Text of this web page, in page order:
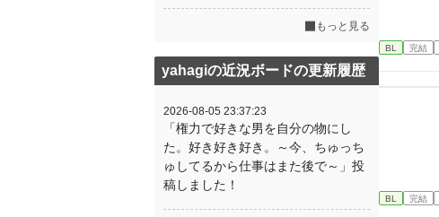
BL 完結
BL 完結
もっと見る
yahagiの近況ボードの更新履歴
2026-08-05 23:37:23
「権力で好きな男を自分の物にし
た。好き好き好き。～今、ちゅっち
ゅしてるから仕事はまた後で～」投
稿しました！